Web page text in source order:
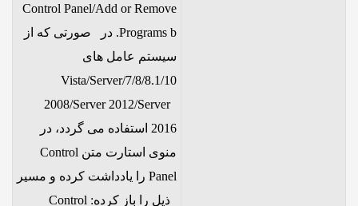
Control Panel/Add or Remove
Programs b. در صورتی که از
سیستم عامل های
7/8/8.1/10/Vista/Server
2008/Server 2012/Server
2016 استفاده می گردد، در
منوی استارت متن Control
Panel را یادداشت کرده و مسیر
ذیل را باز کرده: Control